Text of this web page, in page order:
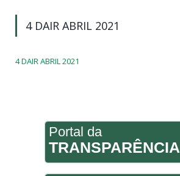
4 DAIR ABRIL 2021
4 DAIR ABRIL 2021
Portal da
TRANSPARÊNCIA